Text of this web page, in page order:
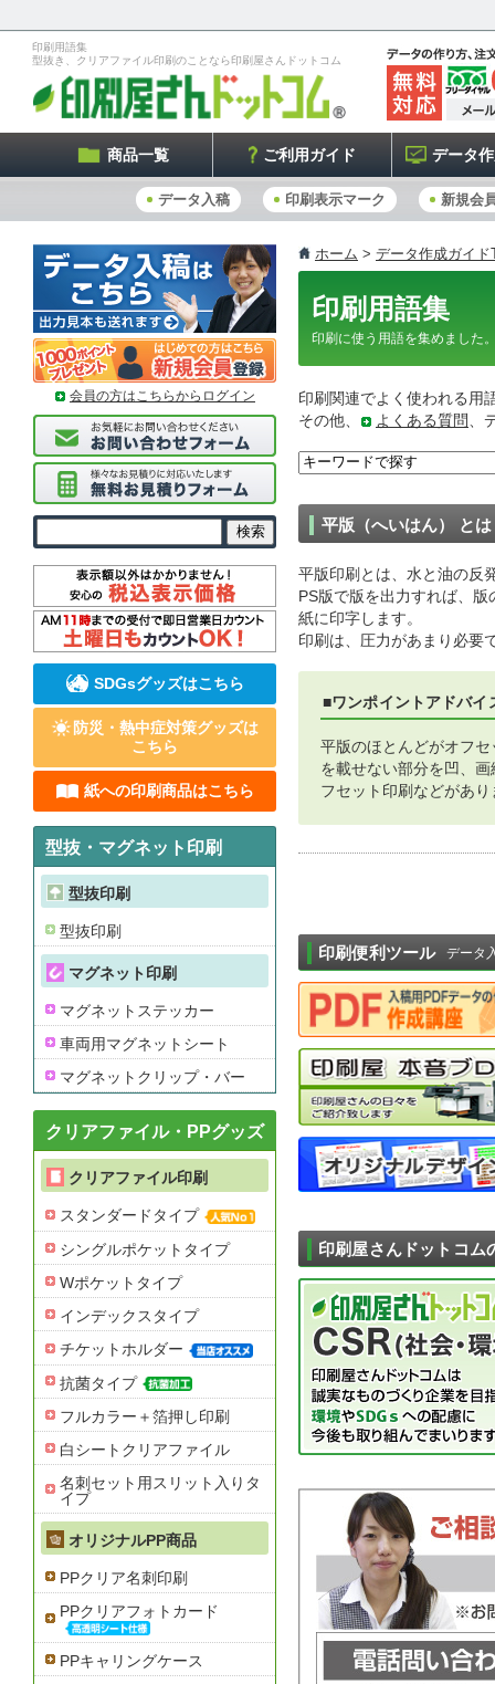
印刷用語集
型抜き、クリアファイル印刷のことなら印刷屋さんドットコム
商品一覧 ご利用ガイド データ
データ入稿 印刷表示マーク 新規会
ホーム > データ作成ガイド
印刷用語集
印刷に使う用語を集めました
印刷関連でよく使われる用
その他、
よくある質問 、
平版（へいはん） とは
平版印刷とは、水と油の反
PS版で版を出力すれば、
紙に印字します。
印刷は、圧力があまり必要
■ワンポイントアドバイ
平版のほとんどがオフ
を載せない部分を凹、
フセット印刷などがあり
印刷便利ツール データ
印刷屋さんドットコム
会員の方はこちらからログイン
SDGsグッズはこちら
防災・熱中症対策グッズは
こちら
紙への印刷商品はこちら
型抜・マグネット印刷
型抜印刷
型抜印刷
マグネット印刷
マグネットステッカー
車両用マグネットシート
マグネットクリップ・バー
クリアファイル・PPグッズ
クリアファイル印刷
スタンダードタイプ
シングルポケットタイプ
Wポケットタイプ
インデックスタイプ
チケットホルダー
抗菌タイプ
フルカラー＋箔押し印刷
白シートクリアファイル
名刺セット用スリット入りタ
イプ
オリジナルPP商品
PPクリア名刺印刷
PPクリアフォトカード
PPキャリングケース